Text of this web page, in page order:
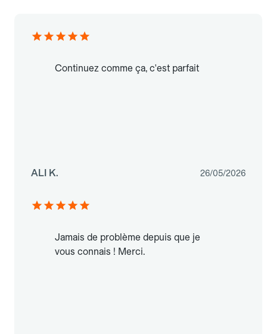
Continuez comme ça, c'est parfait
ALI K. 26/05/2026
Jamais de problème depuis que je
vous connais ! Merci.